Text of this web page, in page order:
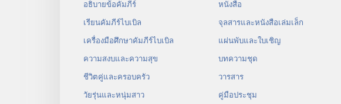
อธิบายข้อคัมภีร์
เรียนคัมภีร์ไบเบิล
เครื่องมือศึกษาคัมภีร์ไบเบิล
ความสงบและความสุข
ชีวิตคู่และครอบครัว
วัยรุ่น​และ​หนุ่ม​สาว
หนังสือ
จุลสาร​และ​หนังสือ​เล่ม​เล็ก
แผ่น​พับ​และ​ใบ​เชิญ
บทความ​ชุด
วารสาร
คู่มือ​ประชุม